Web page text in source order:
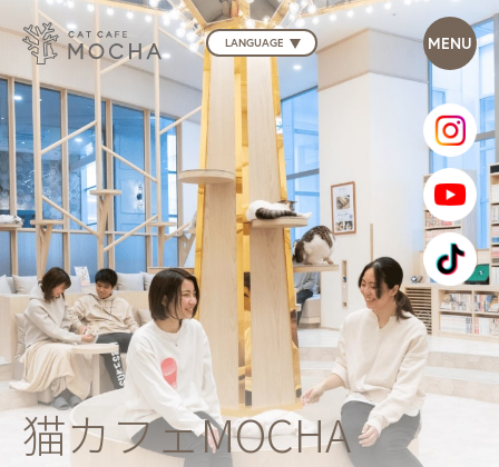
LANGUAGE
猫カフェMOCHA